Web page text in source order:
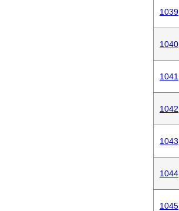
1039
1040
1041
1042
1043
1044
1045